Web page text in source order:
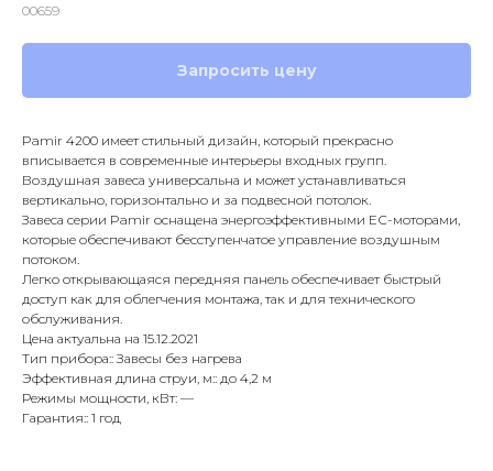
00659
Запросить цену
Pamir 4200 имеет стильный дизайн, который прекрасно
вписывается в современные интерьеры входных групп.
Воздушная завеса универсальна и может устанавливаться
вертикально, горизонтально и за подвесной потолок.
Завеса серии Pamir оснащена энергоэффективными ЕС-моторами,
которые обеспечивают бесступенчатое управление воздушным
потоком.
Легко открывающаяся передняя панель обеспечивает быстрый
доступ как для облегчения монтажа, так и для технического
обслуживания.
Цена актуальна на 15.12.2021
Тип прибора:: Завесы без нагрева
Эффективная длина струи, м:: до 4,2 м
Режимы мощности, кВт: —
Гарантия:: 1 год